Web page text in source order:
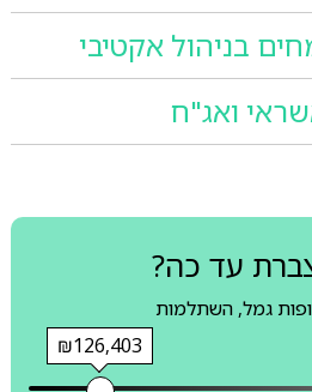
בניהול אקטיבי
ואג"ח
עד כה?
גמל, השתלמות
₪126,403